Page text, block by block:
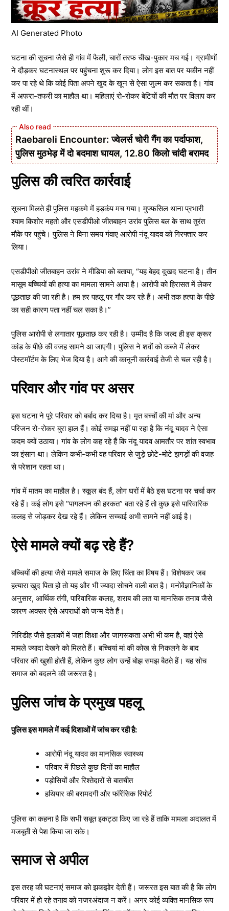
AI Generated Photo
घटना की सूचना जैसे ही गांव में फैली, चारों तरफ चीख-पुकार मच गई। ग्रामीणों
ने दौड़कर घटनास्थल पर पहुंचना शुरू कर दिया। लोग इस बात पर यकीन नहीं
कर पा रहे थे कि कोई पिता अपने खुद के खून से ऐसा जुल्म कर सकता है। गांव
में अफरा-तफरी का माहौल था। महिलाएं रो-रोकर बेटियों की मौत पर विलाप कर
रही थीं।
Raebareli Encounter: ज्वेलर्स चोरी गैंग का पर्दाफाश,
पुलिस मुठभेड़ में दो बदमाश घायल, 12.80 किलो चांदी बरामद
पुलिस की त्वरित कार्रवाई
सूचना मिलते ही पुलिस महकमे में हड़कंप मच गया। मुफ्फसिल थाना प्रभारी
श्याम किशोर महतो और एसडीपीओ जीतबाहन उरांव पुलिस बल के साथ तुरंत
मौके पर पहुंचे। पुलिस ने बिना समय गंवाए आरोपी नंदू यादव को गिरफ्तार कर
लिया।
एसडीपीओ जीतबाहन उरांव ने मीडिया को बताया, “यह बेहद दुखद घटना है। तीन
मासूम बच्चियों की हत्या का मामला सामने आया है। आरोपी को हिरासत में लेकर
पूछताछ की जा रही है। हम हर पहलू पर गौर कर रहे हैं। अभी तक हत्या के पीछे
का सही कारण पता नहीं चल सका है।”
पुलिस आरोपी से लगातार पूछताछ कर रही है। उम्मीद है कि जल्द ही इस क्रूर
कांड के पीछे की वजह सामने आ जाएगी। पुलिस ने शवों को कब्जे में लेकर
पोस्टमॉर्टम के लिए भेज दिया है। आगे की कानूनी कार्रवाई तेजी से चल रही है।
परिवार और गांव पर असर
इस घटना ने पूरे परिवार को बर्बाद कर दिया है। मृत बच्चों की मां और अन्य
परिजन रो-रोकर बुरा हाल हैं। कोई समझ नहीं पा रहा है कि नंदू यादव ने ऐसा
कदम क्यों उठाया। गांव के लोग कह रहे हैं कि नंदू यादव आमतौर पर शांत स्वभाव
का इंसान था। लेकिन कभी-कभी वह परिवार से जुड़े छोटे-मोटे झगड़ों की वजह
से परेशान रहता था।
गांव में मातम का माहौल है। स्कूल बंद हैं, लोग घरों में बैठे इस घटना पर चर्चा कर
रहे हैं। कई लोग इसे “पागलपन की हरकत” बता रहे हैं तो कुछ इसे पारिवारिक
कलह से जोड़कर देख रहे हैं। लेकिन सच्चाई अभी सामने नहीं आई है।
ऐसे मामले क्यों बढ़ रहे हैं?
बच्चियों की हत्या जैसे मामले समाज के लिए चिंता का विषय हैं। विशेषकर जब
हत्यारा खुद पिता हो तो यह और भी ज्यादा सोचने वाली बात है। मनोवैज्ञानिकों के
अनुसार, आर्थिक तंगी, पारिवारिक कलह, शराब की लत या मानसिक तनाव जैसे
कारण अक्सर ऐसे अपराधों को जन्म देते हैं।
गिरिडीह जैसे इलाकों में जहां शिक्षा और जागरूकता अभी भी कम है, वहां ऐसे
मामले ज्यादा देखने को मिलते हैं। बच्चियां मां की कोख से निकलने के बाद
परिवार की खुशी होती हैं, लेकिन कुछ लोग उन्हें बोझ समझ बैठते हैं। यह सोच
समाज को बदलने की जरूरत है।
पुलिस जांच के प्रमुख पहलू
पुलिस इस मामले में कई दिशाओं में जांच कर रही है:
आरोपी नंदू यादव का मानसिक स्वास्थ्य
परिवार में पिछले कुछ दिनों का माहौल
पड़ोसियों और रिश्तेदारों से बातचीत
हथियार की बरामदगी और फॉरेंसिक रिपोर्ट
पुलिस का कहना है कि सभी सबूत इकट्ठा किए जा रहे हैं ताकि मामला अदालत में
मजबूती से पेश किया जा सके।
समाज से अपील
इस तरह की घटनाएं समाज को झकझोर देती हैं। जरूरत इस बात की है कि लोग
परिवार में हो रहे तनाव को नजरअंदाज न करें। अगर कोई व्यक्ति मानसिक रूप